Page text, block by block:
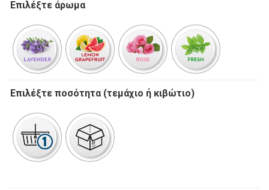
Επιλέξτε άρωμα
Επιλέξτε ποσότητα (τεμάχιο ή κιβώτιο)